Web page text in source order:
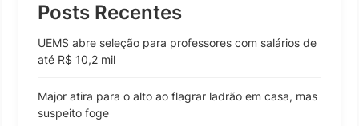
Posts Recentes
UEMS abre seleção para professores com salários de
até R$ 10,2 mil
Major atira para o alto ao flagrar ladrão em casa, mas
suspeito foge